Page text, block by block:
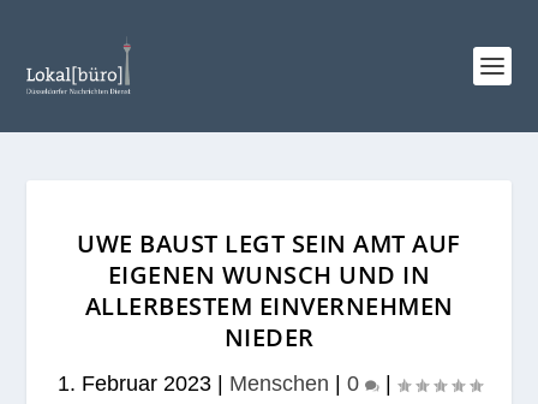
UWE BAUST LEGT SEIN AMT AUF
EIGENEN WUNSCH UND IN
ALLERBESTEM EINVERNEHMEN
NIEDER
1. Februar 2023| Menschen 0 |